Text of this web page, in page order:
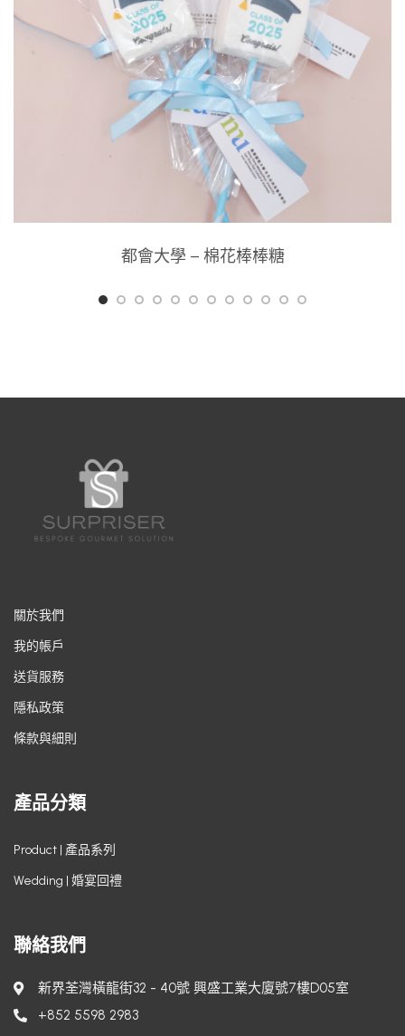
都會大學 – 棉花棒棒糖
關於我們
我的帳戶
送貨服務
隱私政策
條款與細則
產品分類
Product | 產品系列
Wedding | 婚宴回禮
聯絡我們
新界荃灣橫龍街32 - 40號 興盛工業大廈號7樓D05室
+852 5598 2983